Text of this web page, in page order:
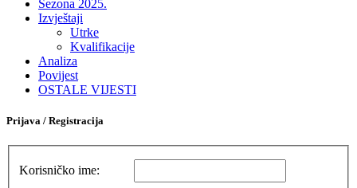
Sezona 2025.
Izvještaji
Utrke
Kvalifikacije
Analiza
Povijest
OSTALE VIJESTI
Prijava / Registracija
Korisničko ime: